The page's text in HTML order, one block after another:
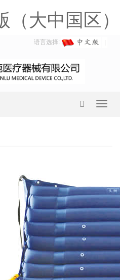
大中国区）
语言选择: